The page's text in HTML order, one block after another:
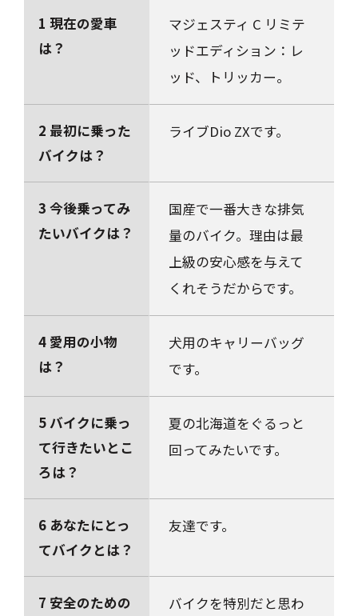
1 現在の愛車
は？
マジェスティ C リミテ
ッドエディション：レ
ッド、トリッカー。
2 最初に乗った
バイクは？
ライブDio ZXです。
3 今後乗ってみ
たいバイクは？
国産で一番大きな排気
量のバイク。理由は最
上級の安心感を与えて
くれそうだからです。
4 愛用の小物
は？
犬用のキャリーバッグ
です。
5 バイクに乗っ
て行きたいとこ
ろは？
夏の北海道をぐるっと
回ってみたいです。
6 あなたにとっ
てバイクとは？
友達です。
7 安全のための
バイクを特別だと思わ